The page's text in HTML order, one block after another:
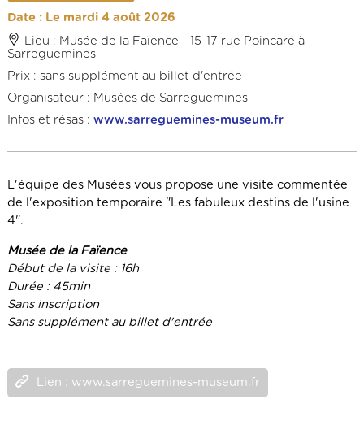
Date : Le mardi 4 août 2026
Lieu : Musée de la Faïence - 15-17 rue Poincaré à
Sarreguemines
Prix : sans supplément au billet d'entrée
Organisateur : Musées de Sarreguemines
Infos et résas : www.sarreguemines-museum.fr
L'équipe des Musées vous propose une visite commentée
de l'exposition temporaire "Les fabuleux destins de l'usine
4".
Musée de la Faïence
Début de la visite : 16h
Durée : 45min
Sans inscription
Sans supplément au billet d'entrée
Lien : www.sarreguemines-museum.fr